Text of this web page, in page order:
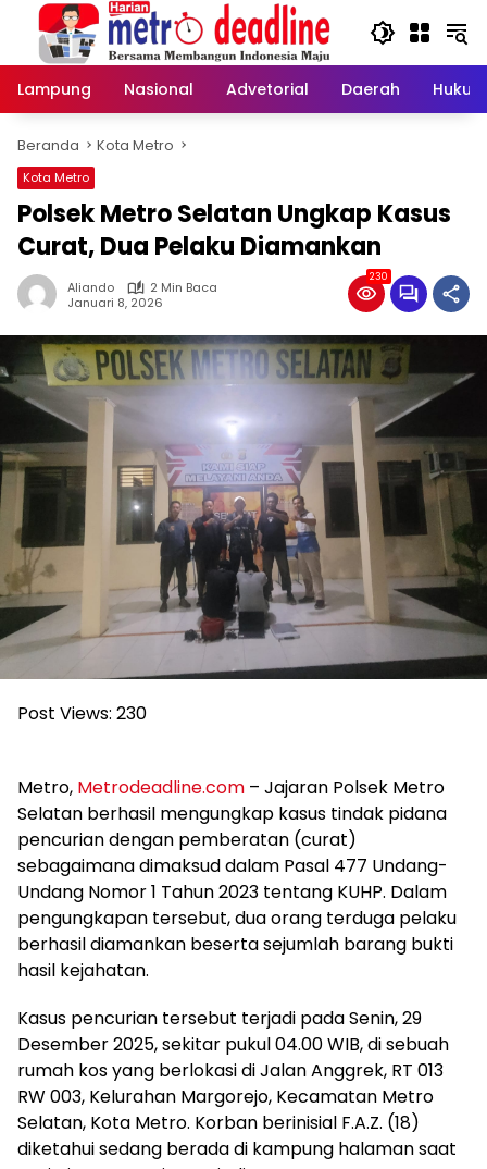
Langsung
konten
Lampung
Nasional Advetorial Daerah Hukum
Beranda Kota Metro
Kota Metro
Polsek Metro Selatan Ungkap Kasus
Curat, Dua Pelaku Diamankan
Aliando
2 Min Baca
Januari 8, 2026
230
Post Views: 230
Metro, Metrodeadline.com – Jajaran Polsek Metro
Selatan berhasil mengungkap kasus tindak pidana
pencurian dengan pemberatan (curat)
sebagaimana dimaksud dalam Pasal 477 Undang-
Undang Nomor 1 Tahun 2023 tentang KUHP. Dalam
pengungkapan tersebut, dua orang terduga pelaku
berhasil diamankan beserta sejumlah barang bukti
hasil kejahatan.
Kasus pencurian tersebut terjadi pada Senin, 29
Desember 2025, sekitar pukul 04.00 WIB, di sebuah
rumah kos yang berlokasi di Jalan Anggrek, RT 013
RW 003, Kelurahan Margorejo, Kecamatan Metro
Selatan, Kota Metro. Korban berinisial F.A.Z. (18)
diketahui sedang berada di kampung halaman saat